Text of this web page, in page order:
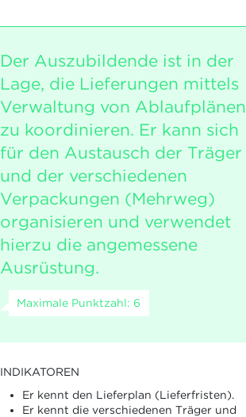
Der Auszubildende ist in der
Lage, die Lieferungen mittels
Verwaltung von Ablaufplänen
zu koordinieren. Er kann sich
für den Austausch der Träger
und der verschiedenen
Verpackungen (Mehrweg)
organisieren und verwendet
hierzu die angemessene
Ausrüstung.
Maximale Punktzahl: 6
INDIKATOREN
Er kennt den Lieferplan (Lieferfristen).
Er kennt die verschiedenen Träger und